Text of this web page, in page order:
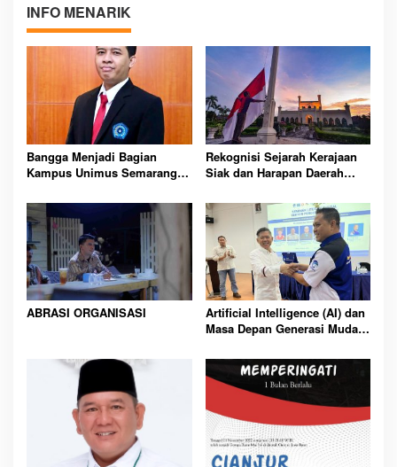
INFO MENARIK
Bangga Menjadi Bagian
Kampus Unimus Semarang:
Rekognisi Sejarah Kerajaan
Siak dan Harapan Daerah
ABRASI ORGANISASI
Artificial Intelligence (AI) dan
Masa Depan Generasi Muda